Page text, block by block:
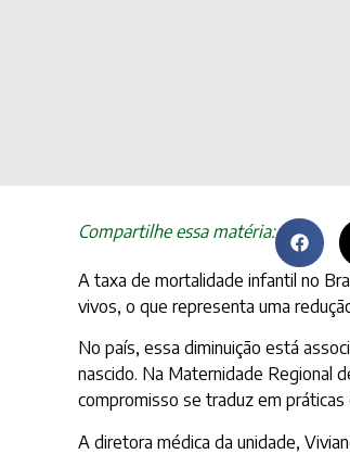
Compartilhe essa matéria:
A taxa de mortalidade infantil no
vivos, o que representa uma
No país, essa diminuição está
nascido. Na Maternidade Regional
compromisso se traduz em
A diretora médica da unidade,